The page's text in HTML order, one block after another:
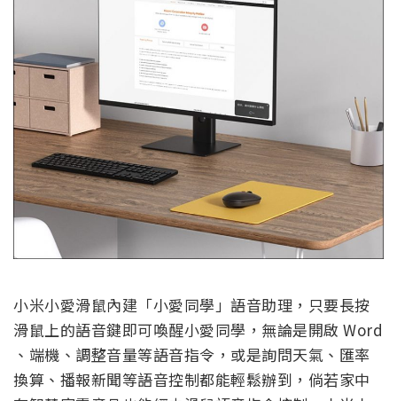
小米小愛滑鼠內建「小愛同學」語音助理，只要長按
滑鼠上的語音鍵即可喚醒小愛同學，無論是開啟 Word
、端機、調整音量等語音指令，或是詢問天氣、匯率
換算、播報新聞等語音控制都能輕鬆辦到，倘若家中